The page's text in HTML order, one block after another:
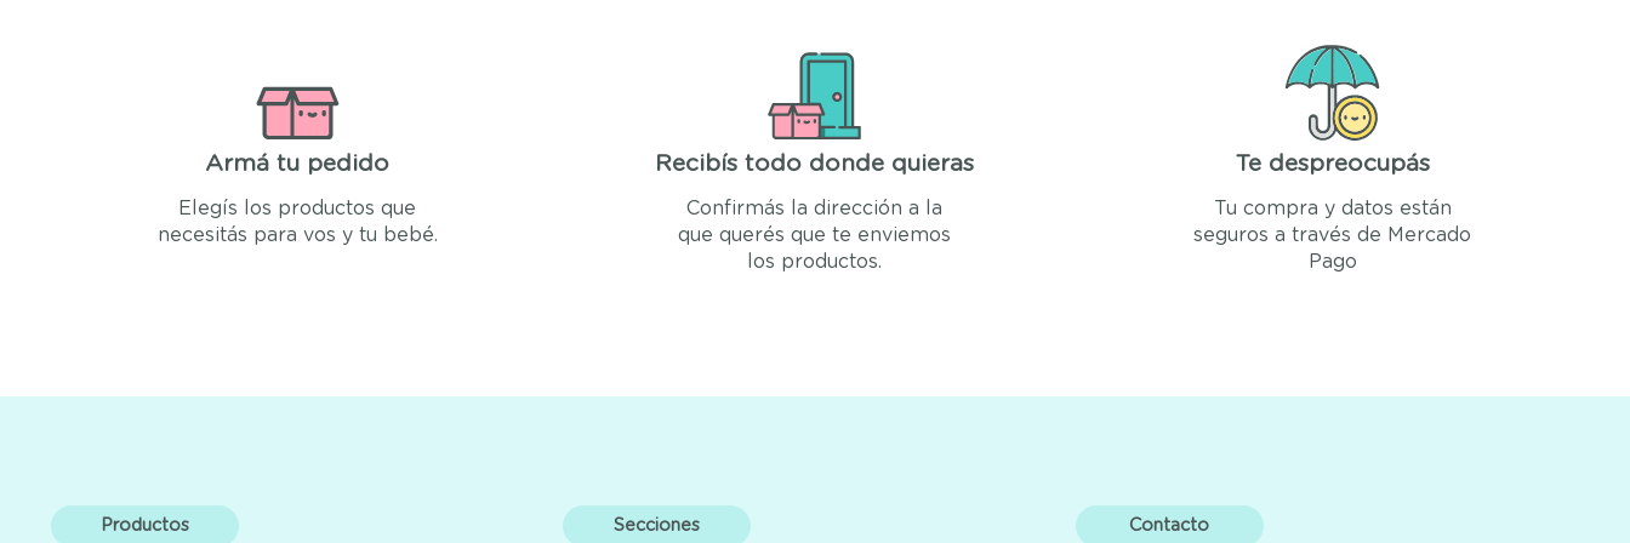
Armá tu pedido
Elegís los productos que
necesitás para vos y tu bebé.
Recibís todo donde quieras
Confirmás la dirección a la
que querés que te enviemos
los productos.
Te despreocupás
Tu compra y datos están
seguros a través de Mercado
Pago
Productos Secciones Contacto